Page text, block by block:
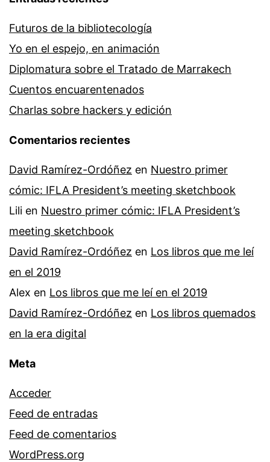
Futuros de la bibliotecología
Yo en el espejo, en animación
Diplomatura sobre el Tratado de Marrakech
Cuentos encuarentenados
Charlas sobre hackers y edición
Comentarios recientes
David Ramírez-Ordóñez en Nuestro primer
cómic: IFLA President’s meeting sketchbook
Lili en Nuestro primer cómic: IFLA President’s
meeting sketchbook
David Ramírez-Ordóñez en Los libros que me leí
en el 2019
Alex en Los libros que me leí en el 2019
David Ramírez-Ordóñez en Los libros quemados
en la era digital
Meta
Acceder
Feed de entradas
Feed de comentarios
WordPress.org